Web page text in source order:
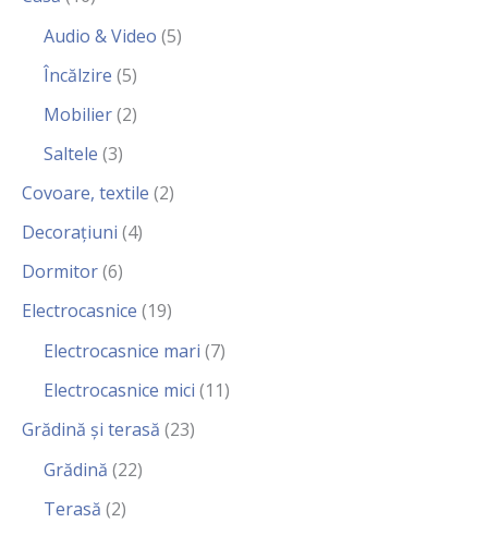
Audio & Video (5)
Încălzire (5)
Mobilier(2)
Saltele (3)
Covoare, textile (2)
Decorațiuni (4)
Dormitor(6)
Electrocasnice (19)
Electrocasnice mari (7)
Electrocasnice mici (11)
Grădină și terasă (23)
Grădină (22)
Terasă (2)